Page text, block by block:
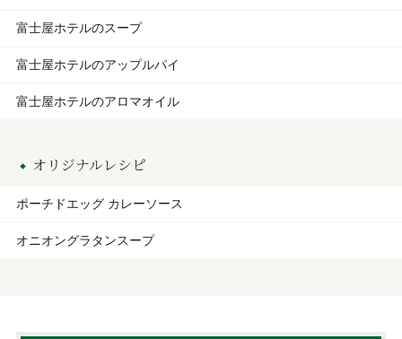
富士屋ホテルのスープ
富士屋ホテルのアップルパイ
富士屋ホテルのアロマオイル
オリジナルレシピ
ポーチドエッグ カレーソース
オニオングラタンスープ